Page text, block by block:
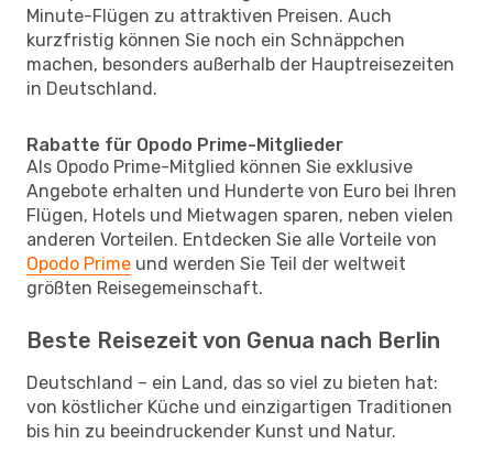
Minute-Flügen zu attraktiven Preisen. Auch
kurzfristig können Sie noch ein Schnäppchen
machen, besonders außerhalb der Hauptreisezeiten
in Deutschland.
Rabatte für Opodo Prime-Mitglieder
Als Opodo Prime-Mitglied können Sie exklusive
Angebote erhalten und Hunderte von Euro bei Ihren
Flügen, Hotels und Mietwagen sparen, neben vielen
anderen Vorteilen. Entdecken Sie alle Vorteile von
Opodo Prime und werden Sie Teil der weltweit
größten Reisegemeinschaft.
Beste Reisezeit von Genua nach Berlin
Deutschland – ein Land, das so viel zu bieten hat:
von köstlicher Küche und einzigartigen Traditionen
bis hin zu beeindruckender Kunst und Natur.